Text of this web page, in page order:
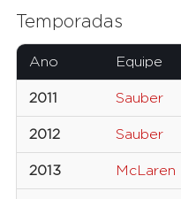
Temporadas
Ano Equipe
2011 Sauber
2012 Sauber
2013 McLaren